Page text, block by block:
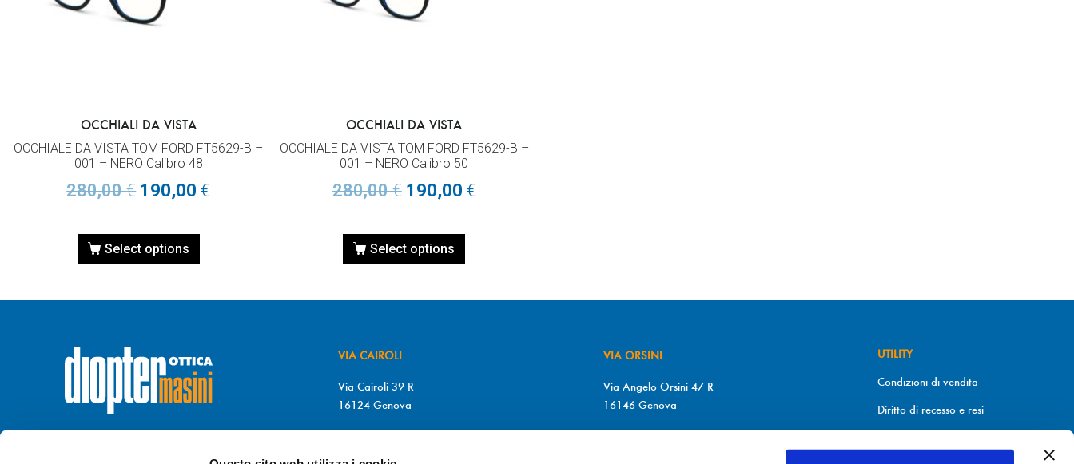
OCCHIALI DA VISTA
OCCHIALE DA VISTA TOM FORD FT5629-B –
001 – NERO Calibro 48
280,00€ 190,00€
Select options
OCCHIALI DA VISTA
OCCHIALE DA VISTA TOM FORD FT5629-B –
001 – NERO Calibro 50
280,00€ 190,00 €
Select options
VIA CAIROLI
Via Cairoli 39 R
16124 Genova
VIA ORSINI
Via Angelo Orsini 47 R
16146 Genova
UTILITY
Condizioni di vendita
Diritto di recesso e resi